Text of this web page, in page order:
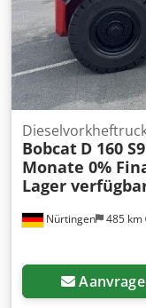
Nürtingen 485 km
Bobcat D 160
Monate 0%
Lager